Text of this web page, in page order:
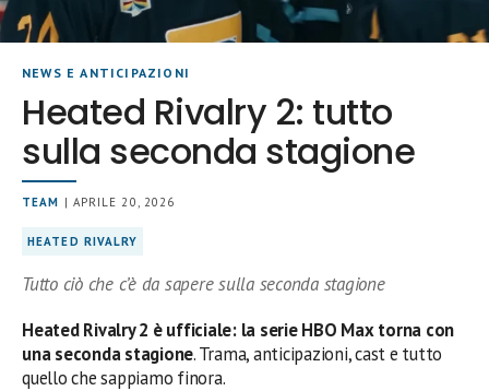
NEWS E ANTICIPAZIONI
Heated Rivalry 2: tutto
sulla seconda stagione
TEAM | APRILE 20, 2026
HEATED RIVALRY
Tutto ciò che c’è da sapere sulla seconda stagione
Heated Rivalry 2 è ufficiale: la serie HBO Max torna con
una seconda stagione. Trama, anticipazioni, cast e tutto
quello che sappiamo finora.